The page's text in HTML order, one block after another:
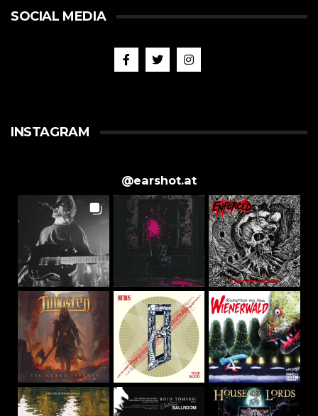
SOCIAL MEDIA
INSTAGRAM
@earshot.at